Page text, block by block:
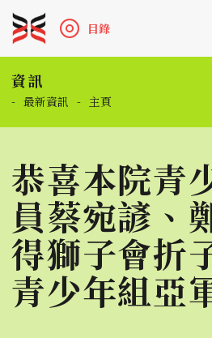
目錄
資訊
- 最新資訊 - 主頁
恭喜本院青
員蔡宛諺、
得獅子會折
青少年組亞